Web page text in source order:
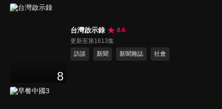
8
台灣啟示錄
8.6
更新至第1613集
訪談
新聞 新聞雜誌 社會